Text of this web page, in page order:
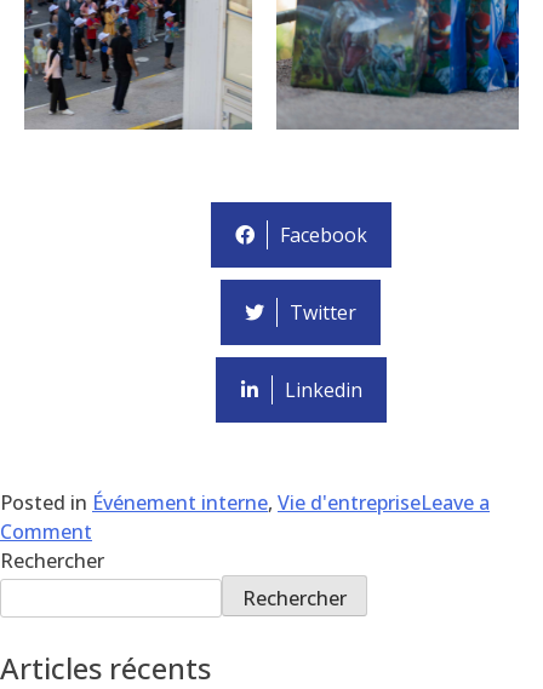
Facebook
Twitter
Linkedin
Posted in Événement interne, Vie d'entrepriseLeave a
Comment
Rechercher
Rechercher
Articles récents